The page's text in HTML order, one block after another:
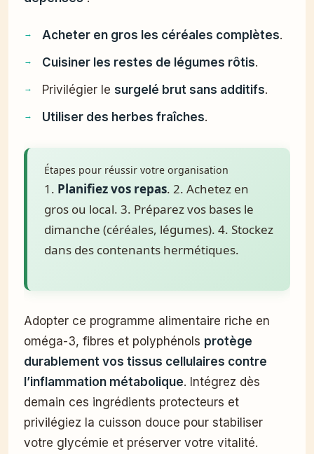
Acheter en gros les céréales complètes.
Cuisiner les restes de légumes rôtis.
Privilégier le surgelé brut sans additifs.
Utiliser des herbes fraîches.
Étapes pour réussir votre organisation
1. Planifiez vos repas. 2. Achetez en
gros ou local. 3. Préparez vos bases le
dimanche (céréales, légumes). 4. Stockez
dans des contenants hermétiques.
Adopter ce programme alimentaire riche en
oméga-3, fibres et polyphénols protège
durablement vos tissus cellulaires contre
l’inflammation métabolique. Intégrez dès
demain ces ingrédients protecteurs et
privilégiez la cuisson douce pour stabiliser
votre glycémie et préserver votre vitalité.